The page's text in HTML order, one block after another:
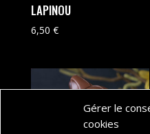
Gérer le
cookies
LAPINOU
6,50 €